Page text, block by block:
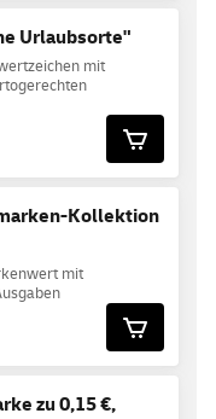
Urlaubsorte"
mit
Kollektion
mit
zu 0,15 €,